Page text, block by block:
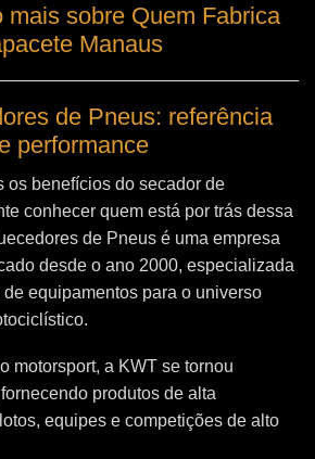
mais sobre Quem Fabrica
Manaus
de Pneus: referência
performance
os benefícios do secador de
conhecer quem está por trás dessa
de Pneus é uma empresa
desde o ano 2000, especializada
equipamentos para o universo
motorsport, a KWT se tornou
produtos de alta
equipes e competições de alto